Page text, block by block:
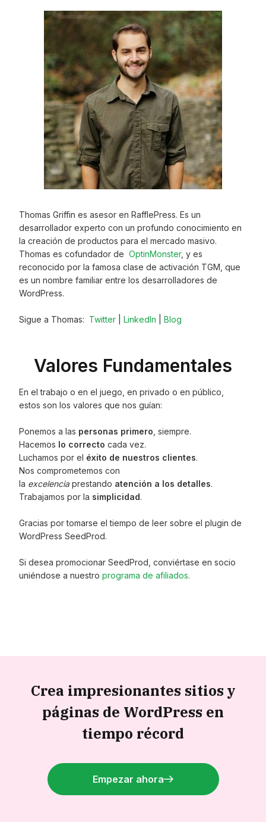
Thomas Griffin es asesor en RafflePress. Es un
desarrollador experto con un profundo conocimiento en
la creación de productos para el mercado masivo.
Thomas es cofundador de OptinMonster, y es
reconocido por la famosa clase de activación TGM, que
es un nombre familiar entre los desarrolladores de
WordPress.
Sigue a Thomas: Twitter LinkedIn Blog
Valores Fundamentales
En el trabajo o en el juego, en privado o en público,
estos son los valores que nos guían:
Ponemos a las personas primero , siempre.
Hacemos lo correcto cada vez.
Luchamos por el éxito de nuestros clientes.
Nos comprometemos con
la excelencia prestando atención a los detalles.
Trabajamos por la simplicidad.
Gracias por tomarse el tiempo de leer sobre el plugin de
WordPress SeedProd.
Si desea promocionar SeedProd, conviértase en socio
uniéndose a nuestro programa de afiliados.
Crea impresionantes sitios y
páginas de WordPress en
tiempo récord
Empezar ahora